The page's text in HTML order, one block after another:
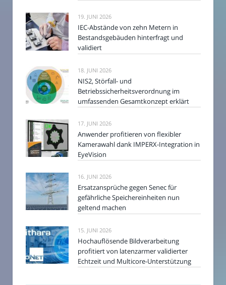
19. JUNI 2026
IEC-Abstände von zehn Metern in
Bestandsgebäuden hinterfragt und
validiert
18. JUNI 2026
NIS2, Störfall- und
Betriebssicherheitsverordnung im
umfassenden Gesamtkonzept erklärt
17. JUNI 2026
Anwender profitieren von flexibler
Kamerawahl dank IMPERX-Integration in
EyeVision
16. JUNI 2026
Ersatzansprüche gegen Senec für
gefährliche Speichereinheiten nun
geltend machen
15. JUNI 2026
Hochauflösende Bildverarbeitung
profitiert von latenzarmer validierter
Echtzeit und Multicore-Unterstützung